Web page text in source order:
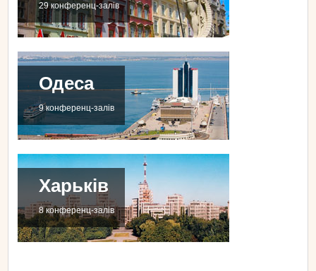
29 конференц-залів
Одеса
9 конференц-залів
Харьків
8 конференц-залів